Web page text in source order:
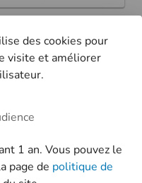
la liste
sociaux
des cookies pour
visite et améliorer
1 an. Vous pouvez le
page de politique de